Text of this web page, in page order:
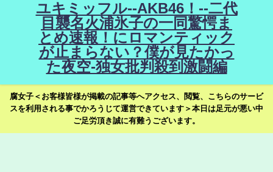
ユキミッフル--AKB46！--二代
目襲名火浦氷子の一同驚愕ま
とめ速報！にロマンティック
が止まらない？僕が見たかっ
た夜空-独女批判殺到激闘編
腐女子＜お客様皆様が掲載の記事等へアクセス、閲覧、こちらのサービ
スを利用される事でかろうじて運営できています＞本日は足元が悪い中
ご足労頂き誠に有難うございます。